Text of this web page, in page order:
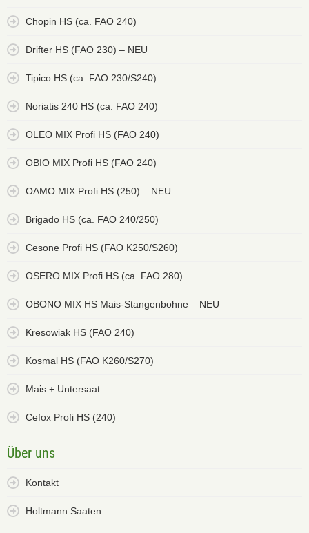
Chopin HS (ca. FAO 240)
Drifter HS (FAO 230) – NEU
Tipico HS (ca. FAO 230/S240)
Noriatis 240 HS (ca. FAO 240)
OLEO MIX Profi HS (FAO 240)
OBIO MIX Profi HS (FAO 240)
OAMO MIX Profi HS (250) – NEU
Brigado HS (ca. FAO 240/250)
Cesone Profi HS (FAO K250/S260)
OSERO MIX Profi HS (ca. FAO 280)
OBONO MIX HS Mais-Stangenbohne – NEU
Kresowiak HS (FAO 240)
Kosmal HS (FAO K260/S270)
Mais + Untersaat
Cefox Profi HS (240)
Über uns
Kontakt
Holtmann Saaten